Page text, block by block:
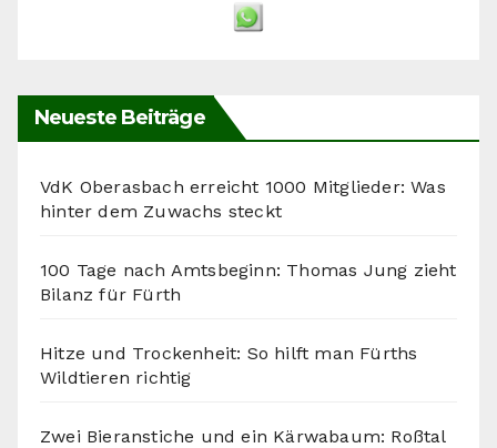
Neueste Beiträge
VdK Oberasbach erreicht 1000 Mitglieder: Was
hinter dem Zuwachs steckt
100 Tage nach Amtsbeginn: Thomas Jung zieht
Bilanz für Fürth
Hitze und Trockenheit: So hilft man Fürths
Wildtieren richtig
Zwei Bieranstiche und ein Kärwabaum: Roßtal